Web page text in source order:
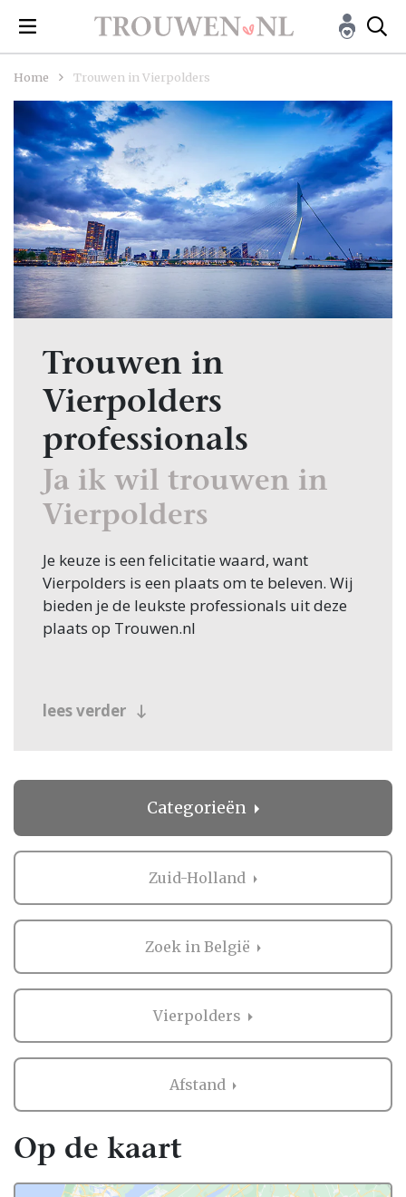
Home Trouwen in Vierpolders
Trouwen in
Vierpolders
professionals
Ja ik wil trouwen in
Vierpolders
Je keuze is een felicitatie waard, want
Vierpolders is een plaats om te beleven. Wij
bieden je de leukste professionals uit deze
plaats op Trouwen.nl
lees verder
Categorieën
Zuid-Holland
Zoek in België
Vierpolders
Afstand
Op de kaart